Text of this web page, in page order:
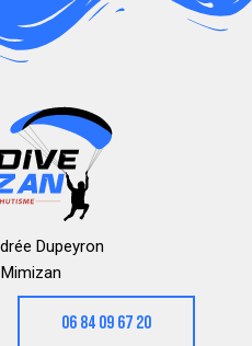
Dupeyron
06 84 09 67 20